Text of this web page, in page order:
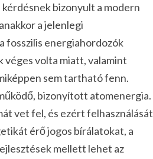
bizonyult a modern
a jelenlegi
fosszilis energiahordozók
véges volta miatt, valamint
sem tartható fenn.
bizonyított atomenergia.
vet fel, és ezért felhasználását
érő jogos bírálatokat, a
mellett lehet az